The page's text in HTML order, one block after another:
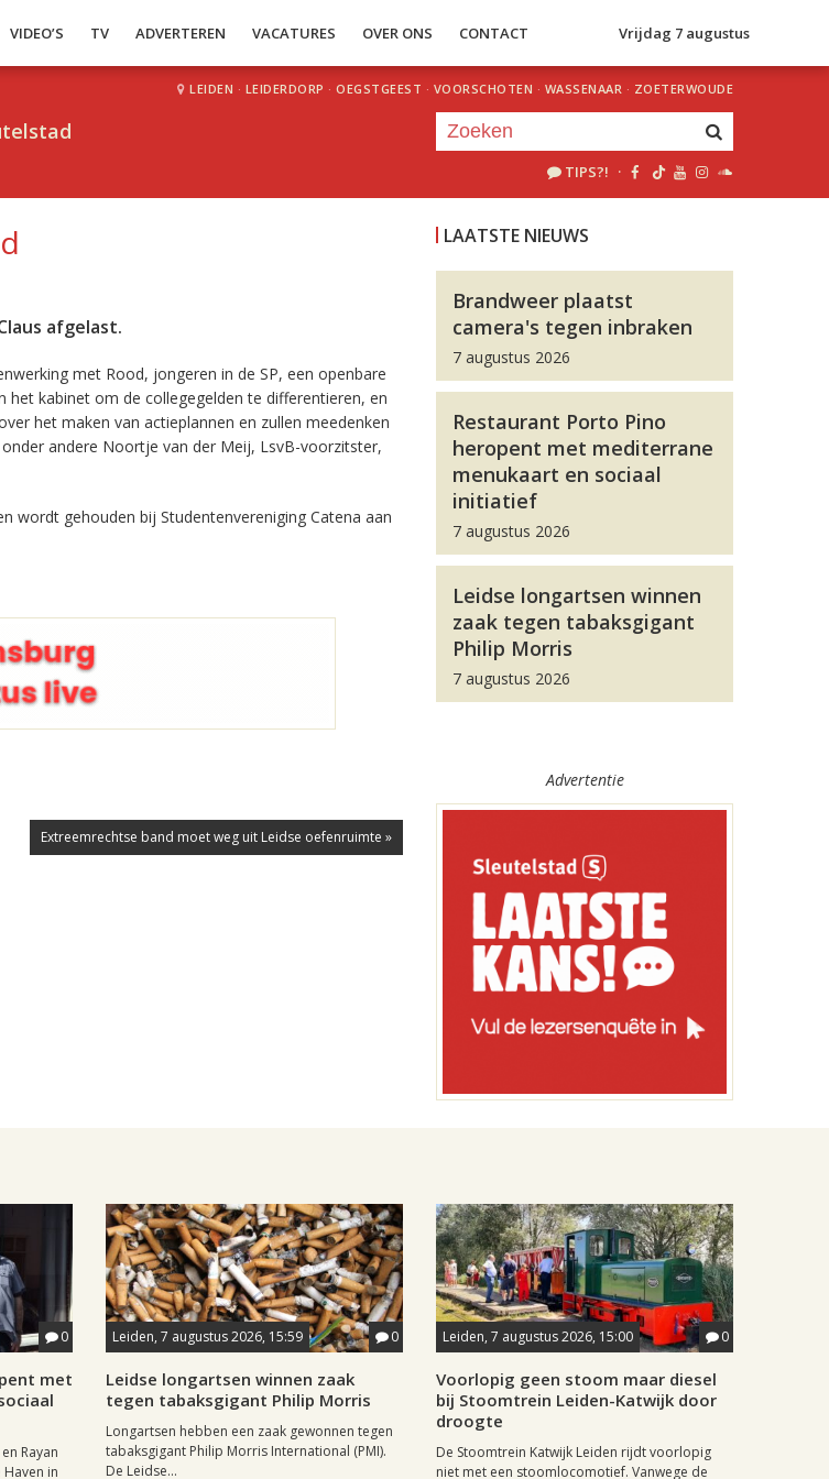
VIDEO’S TV ADVERTEREN VACATURES OVER ONS CONTACT Vrijdag 7 augustus
LEIDEN · LEIDERDORP · OEGSTGEEST · VOORSCHOTEN · WASSENAAR · ZOETERWOUDE
TIPS?! ·
afgelast.
met Rood, jongeren in de SP, een openbare
kabinet om de collegegelden te differentieren, en
het maken van actieplannen en zullen meedenken
andere Noortje van der Meij, LsvB-voorzitster,
wordt gehouden bij Studentenvereniging Catena aan
Extreemrechtse band moet weg uit Leidse oefenruimte »
LAATSTE NIEUWS
Brandweer plaatst
camera's tegen inbraken
7 augustus 2026
Restaurant Porto Pino
heropent met mediterrane
menukaart en sociaal
initiatief
7 augustus 2026
Leidse longartsen winnen
zaak tegen tabaksgigant
Philip Morris
7 augustus 2026
Advertentie
0
met
Rayan
in
Leiden, 7 augustus 2026, 15:59 0
Leidse longartsen winnen zaak
tegen tabaksgigant Philip Morris
Longartsen hebben een zaak gewonnen tegen
tabaksgigant Philip Morris International (PMI).
De Leidse...
Leiden, 7 augustus 2026, 15:00 0
Voorlopig geen stoom maar diesel
bij Stoomtrein Leiden-Katwijk door
droogte
De Stoomtrein Katwijk Leiden rijdt voorlopig
niet met een stoomlocomotief. Vanwege de